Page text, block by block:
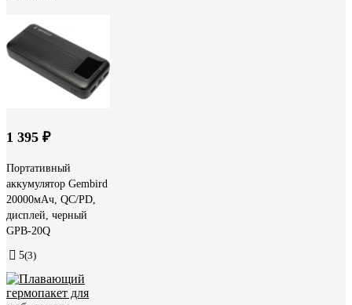
1 395 ₽
Портативный
аккумулятор Gembird
20000мАч, QC/PD,
дисплей, черный
GPB-20Q
5(3)